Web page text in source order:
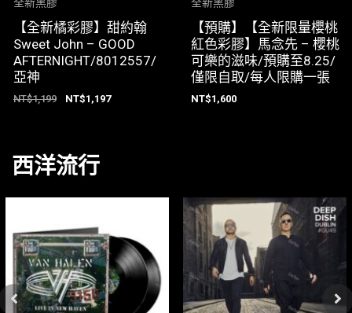
【全新橘彩膠】甜約翰
Sweet John – GOOD
AFTERNIGHT/8012557/
亞神
NT$1,199 NT$1,197
【預購】【全新限量櫻桃
紅色彩膠】馬念先 – 櫻桃
可樂的滋味/預購至8.25/
僅限自取/每人限購一張
NT$1,600
西洋流行